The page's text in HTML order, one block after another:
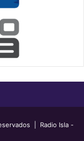
| Radio Isla -